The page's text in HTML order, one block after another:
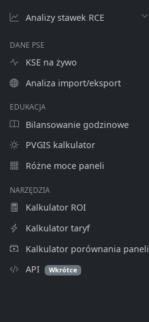
Analizy stawek RCE
DANE PSE
KSE na żywo
Analiza import/eksport
EDUKACJA
Bilansowanie godzinowe
PVGIS kalkulator
Różne moce paneli
NARZĘDZIA
Kalkulator ROI
Kalkulator taryf
Kalkulator porównania paneli
API
Wkrótce